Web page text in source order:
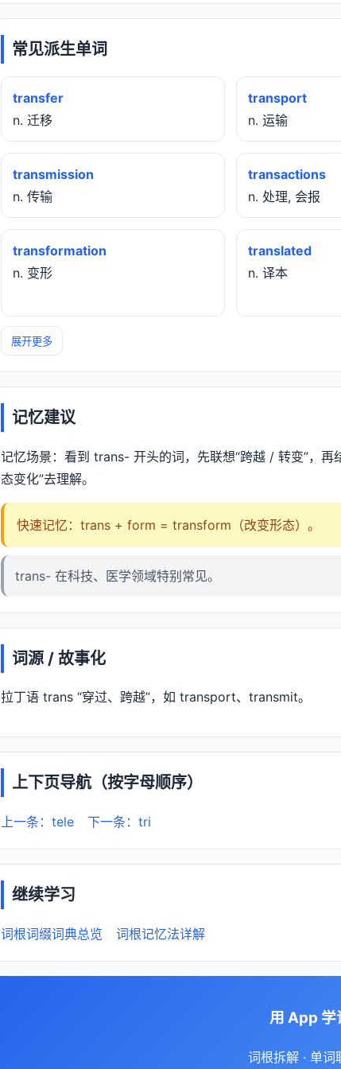
常见派生单词
transfer
n. 迁移
transport
n. 运输
transmission
n. 传输
transactions
n. 处理, 会报
transformation
n. 变形
translated
n. 译本
展开更多
记忆建议
记忆场景：看到 trans- 开头的词，先联想“跨越 / 转变”，
态变化”去理解。
快速记忆：trans + form = transform（改变形态）。
trans- 在科技、医学领域特别常见。
词源 / 故事化
拉丁语 trans “穿过、跨越”，如 transport、transmit。
上下页导航（按字母顺序）
上一条：tele 下一条：tri
继续学习
词根词缀词典总览 词根记忆法详解
用 App 学
词根拆解 · 单词